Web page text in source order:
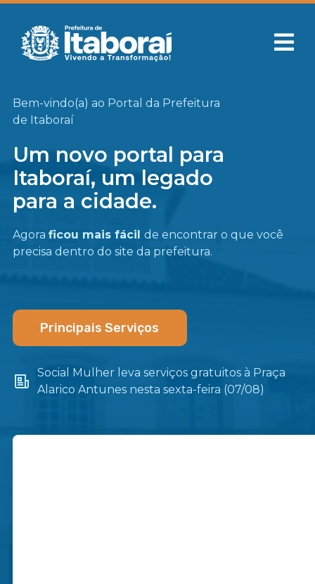
Bem-vindo(a) ao Portal da Prefeitura
de Itaboraí
Um novo portal para
Itaboraí, um legado
para a cidade.
Agora ficou mais fácil de encontrar o que você
precisa dentro do site da prefeitura.
Principais Serviços
Social Mulher leva serviços gratuitos à Praça
Alarico Antunes nesta sexta-feira (07/08)